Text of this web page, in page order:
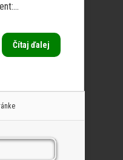
Čítaj ďalej